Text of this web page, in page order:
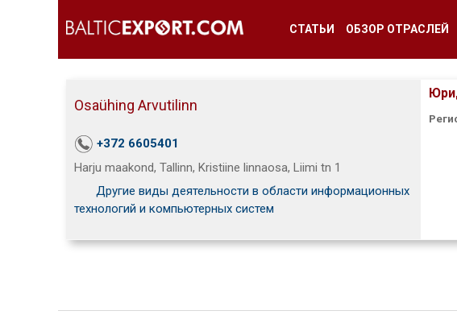
СТАТЬИ ОБЗОР ОТРАСЛЕЙ
Osaühing Arvutilinn
+372 6605401
Harju maakond, Tallinn, Kristiine linnaosa, Liimi tn 1
Другие виды деятельности в области информационных
технологий и компьютерных систем